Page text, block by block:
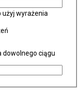
wyrażenia
dowolnego ciągu